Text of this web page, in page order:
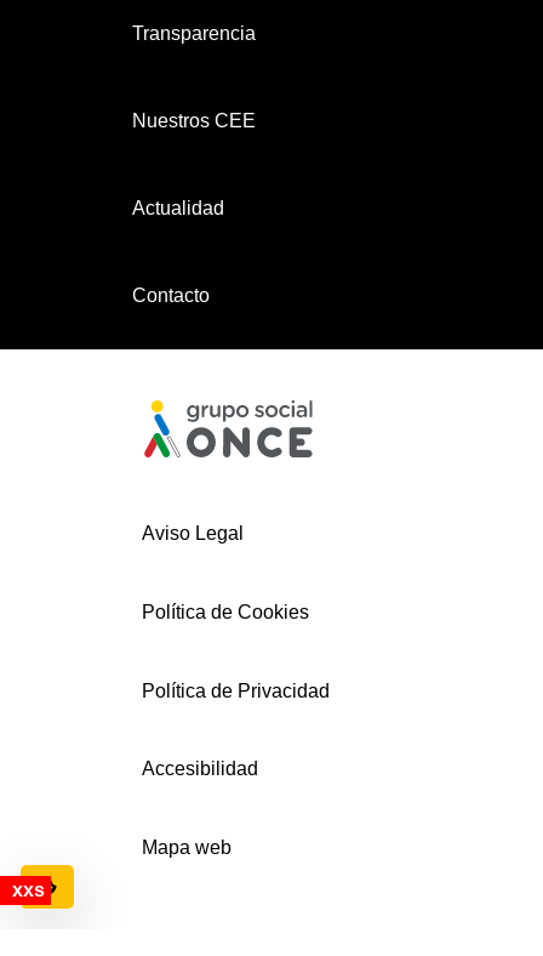
Configuración de cookies
Transparencia
Nuestros CEE
Actualidad
Contacto
Aviso Legal
Política de Cookies
Política de Privacidad
Accesibilidad
Mapa web